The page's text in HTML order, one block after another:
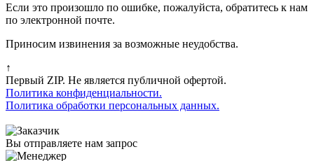
Если это произошло по ошибке, пожалуйста, обратитесь к нам
по электронной почте.
Приносим извинения за возможные неудобства.
↑
Первый ZIP. Не является публичной офертой.
Политика конфиденциальности.
Политика обработки персональных данных.
Вы отправляете нам запрос